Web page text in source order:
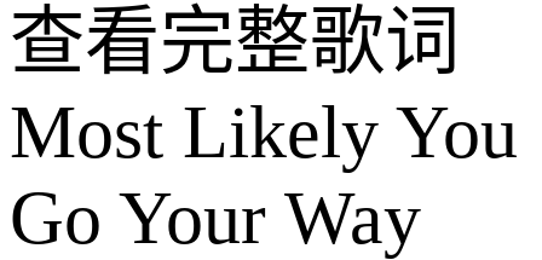
查看完整歌词
Most Likely You
Go Your Way